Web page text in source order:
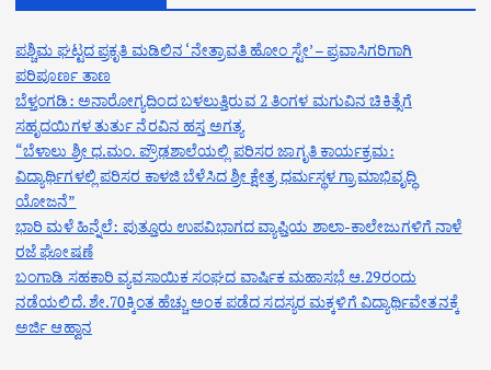
ಪಶ್ಚಿಮ ಘಟ್ಟದ ಪ್ರಕೃತಿ ಮಡಿಲಿನ ‘ನೇತ್ರಾವತಿ ಹೋಂ ಸ್ಟೇ’ – ಪ್ರವಾಸಿಗರಿಗಾಗಿ
ಪರಿಪೂರ್ಣ ತಾಣ
ಬೆಳ್ತಂಗಡಿ: ಅನಾರೋಗ್ಯದಿಂದ ಬಳಲುತ್ತಿರುವ 2 ತಿಂಗಳ ಮಗುವಿನ ಚಿಕಿತ್ಸೆಗೆ
ಸಹೃದಯಿಗಳ ತುರ್ತು ನೆರವಿನ ಹಸ್ತ ಅಗತ್ಯ
“ಬೆಳಾಲು ಶ್ರೀ ಧ.ಮಂ. ಪ್ರೌಢಶಾಲೆಯಲ್ಲಿ ಪರಿಸರ ಜಾಗೃತಿ ಕಾರ್ಯಕ್ರಮ:
ವಿದ್ಯಾರ್ಥಿಗಳಲ್ಲಿ ಪರಿಸರ ಕಾಳಜಿ ಬೆಳೆಸಿದ ಶ್ರೀ ಕ್ಷೇತ್ರ ಧರ್ಮಸ್ಥಳ ಗ್ರಾಮಾಭಿವೃದ್ಧಿ
ಯೋಜನೆ”
ಭಾರಿ ಮಳೆ ಹಿನ್ನೆಲೆ: ಪುತ್ತೂರು ಉಪವಿಭಾಗದ ವ್ಯಾಪ್ತಿಯ ಶಾಲಾ-ಕಾಲೇಜುಗಳಿಗೆ ನಾಳೆ
ರಜೆ ಘೋಷಣೆ
ಬಂಗಾಡಿ ಸಹಕಾರಿ ವ್ಯವಸಾಯಿಕ ಸಂಘದ ವಾರ್ಷಿಕ ಮಹಾಸಭೆ ಆ.29ರಂದು
ನಡೆಯಲಿದೆ. ಶೇ.70ಕ್ಕಿಂತ ಹೆಚ್ಚು ಅಂಕ ಪಡೆದ ಸದಸ್ಯರ ಮಕ್ಕಳಿಗೆ ವಿದ್ಯಾರ್ಥಿವೇತನಕ್ಕೆ
ಅರ್ಜಿ ಆಹ್ವಾನ